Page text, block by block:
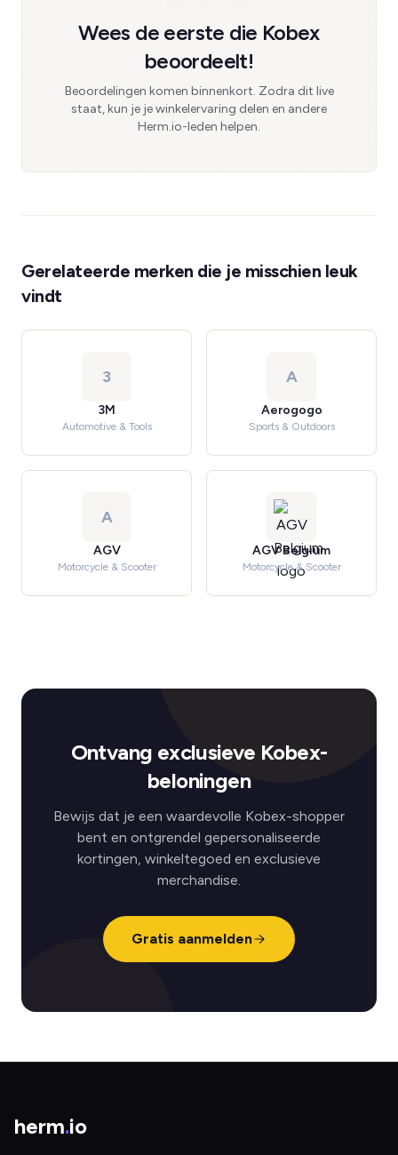
Wees de eerste die Kobex
beoordeelt!
Beoordelingen komen binnenkort. Zodra dit live
staat, kun je je winkelervaring delen en andere
Herm.io-leden helpen.
Gerelateerde merken die je misschien leuk
vindt
3
3M
Automotive & Tools
A
Aerogogo
Sports & Outdoors
A
AGV
Motorcycle & Scooter
AGV Belgium
Motorcycle & Scooter
Ontvang exclusieve Kobex-
beloningen
Bewijs dat je een waardevolle Kobex-shopper
bent en ontgrendel gepersonaliseerde
kortingen, winkeltegoed en exclusieve
merchandise.
Gratis aanmelden
herm.io